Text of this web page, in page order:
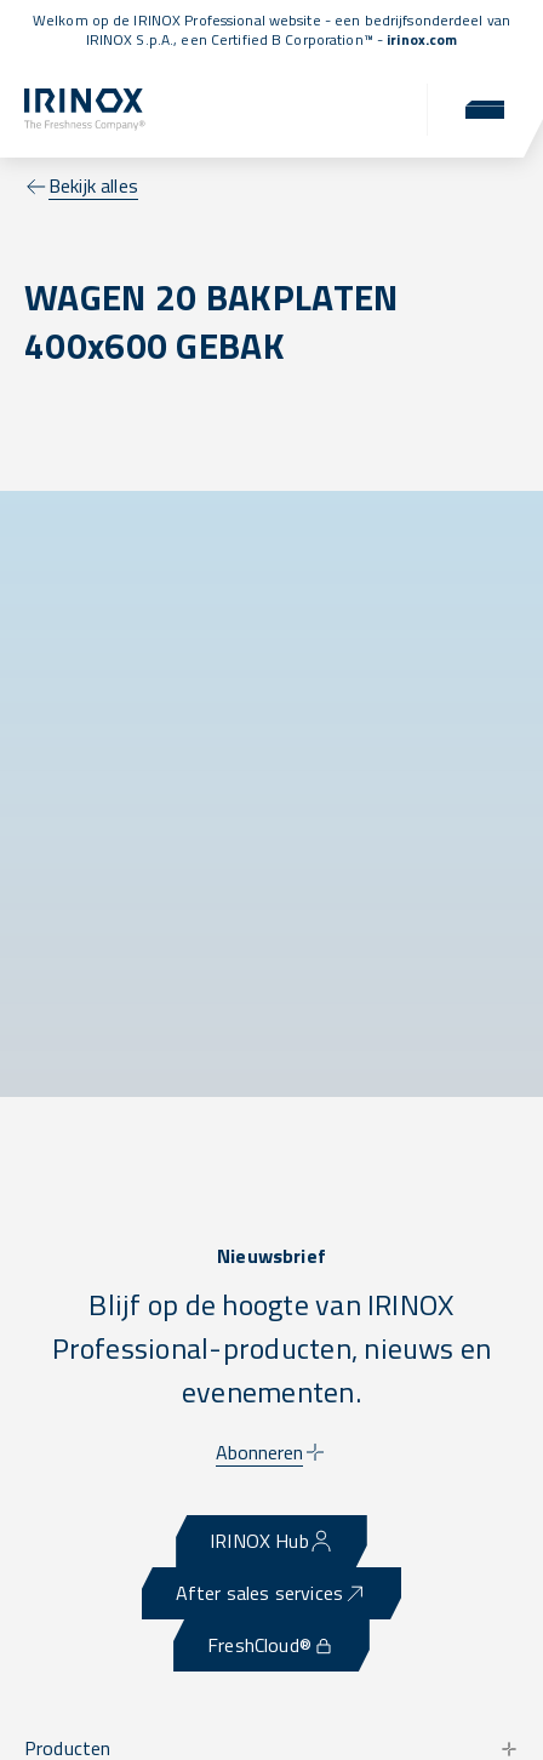
Welkom op de IRINOX Professional website - een bedrijfsonderdeel van
IRINOX S.p.A., een Certified B Corporation™ - irinox.com
Bekijk alles
WAGEN 20 BAKPLATEN
400x600 GEBAK
Nieuwsbrief
Blijf op de hoogte van IRINOX
Professional-producten, nieuws en
evenementen.
Abonneren
IRINOX Hub
After sales services
FreshCloud®
Producten